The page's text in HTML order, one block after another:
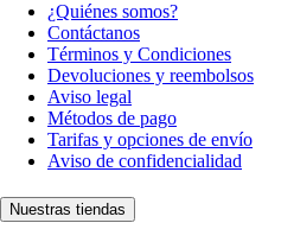
¿Quiénes somos?
Contáctanos
Términos y Condiciones
Devoluciones y reembolsos
Aviso legal
Métodos de pago
Tarifas y opciones de envío
Aviso de confidencialidad
Nuestras tiendas